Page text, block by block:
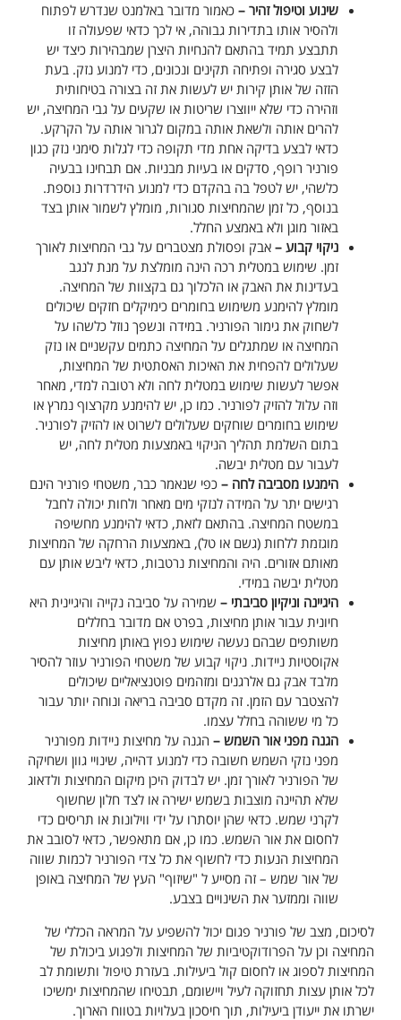
שינוע וטיפול זהיר – כאמור מדובר באלמנט שנדרש לפתוח
ולהסיר אותו בתדירות גבוהה, אי לכך כדאי שפעולה זו
תתבצע תמיד בהתאם להנחיות היצרן שמבהירות כיצד יש
לבצע סגירה ופתיחה תקינים ונכונים, כדי למנוע נזק. בעת
הזזה של אותן קירות יש לעשות את זה בצורה בטיחותית
וזהירה כדי שלא ייווצרו שריטות או שקעים על גבי המחיצה, יש
להרים אותה ולשאת אותה במקום לגרור אותה על הקרקע.
כדאי לבצע בדיקה אחת מדי תקופה כדי לגלות סימני נזק כגון
פורניר רופף, סדקים או בעיות מבניות. אם תבחינו בבעיה
כלשהי, יש לטפל בה בהקדם כדי למנוע הידרדרות נוספת.
בנוסף, כל זמן שהמחיצות סגורות, מומלץ לשמור אותן בצד
באזור מוגן ולא באמצע החלל.
ניקוי קבוע – אבק ופסולת מצטברים על גבי המחיצות לאורך
זמן. שימוש במטלית רכה הינה מומלצת על מנת לנגב
בעדינות את האבק או הלכלוך גם בקצוות של המחיצה.
מומלץ להימנע משימוש בחומרים כימיקלים חזקים שיכולים
לשחוק את גימור הפורניר. במידה ונשפך נוזל כלשהו על
המחיצה או שמתגלים על המחיצה כתמים עקשניים או נזק
שעלולים להפחית את האיכות האסתטית של המחיצות,
אפשר לעשות שימוש במטלית לחה ולא רטובה למדי, מאחר
וזה עלול להזיק לפורניר. כמו כן, יש להימנע מקרצוף נמרץ או
שימוש בחומרים שוחקים שעלולים לשרוט או להזיק לפורניר.
בתום השלמת תהליך הניקוי באמצעות מטלית לחה, יש
לעבור עם מטלית יבשה.
הימנעו מסביבה לחה – כפי שנאמר כבר, משטחי פורניר הינם
רגישים יתר על המידה לנזקי מים מאחר ולחות יכולה לחבל
במשטח המחיצה. בהתאם לזאת, כדאי להימנע מחשיפה
מוגזמת ללחות (גשם או טל), באמצעות הרחקה של המחיצות
מאותם אזורים. היה והמחיצות נרטבות, כדאי ליבש אותן עם
מטלית יבשה במידי.
היגיינה וניקיון סביבתי – שמירה על סביבה נקייה והיגיינית היא
חיונית עבור אותן מחיצות, בפרט אם מדובר בחללים
משותפים שבהם נעשה שימוש נפוץ באותן מחיצות
אקוסטיות ניידות. ניקוי קבוע של משטחי הפורניר עוזר להסיר
מלבד אבק גם אלרגנים ומזהמים פוטנציאליים שיכולים
להצטבר עם הזמן. זה מקדם סביבה בריאה ונוחה יותר עבור
כל מי ששוהה בחלל עצמו.
הגנה מפני אור השמש – הגנה על מחיצות ניידות מפורניר
מפני נזקי השמש חשובה כדי למנוע דהייה, שינויי גוון ושחיקה
של הפורניר לאורך זמן. יש לבדוק היכן מיקום המחיצות ולדאוג
שלא תהיינה מוצבות בשמש ישירה או לצד חלון שחשוף
לקרני שמש. כדאי שהן יוסתרו על ידי ווילונות או תריסים כדי
לחסום את אור השמש. כמו כן, אם מתאפשר, כדאי לסובב את
המחיצות הנעות כדי לחשוף את כל צדי הפורניר לכמות שווה
של אור שמש – זה מסייע ל "שיזוף" העץ של המחיצה באופן
שווה וממזער את השינויים בצבע.
לסיכום, מצב של פורניר פגום יכול להשפיע על המראה הכללי של
המחיצה וכן על הפרודוקטיביות של המחיצות ולפגוע ביכולת של
המחיצות לספוג או לחסום קול ביעילות. בעזרת טיפול ותשומת לב
לכל אותן עצות תחזוקה לעיל ויישומם, תבטיחו שהמחיצות ימשיכו
ישרתו את ייעודן ביעילות, תוך חיסכון בעלויות בטווח הארוך.